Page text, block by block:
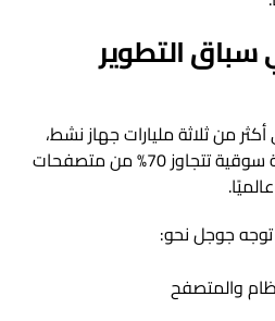
سباق التطوير
من ثلاثة مليارات جهاز نشط،
فيما يهيمن كروم على حصة سوقية تتجاوز 70% من متصفحات
توجه جوجل نحو:
والمتصفح